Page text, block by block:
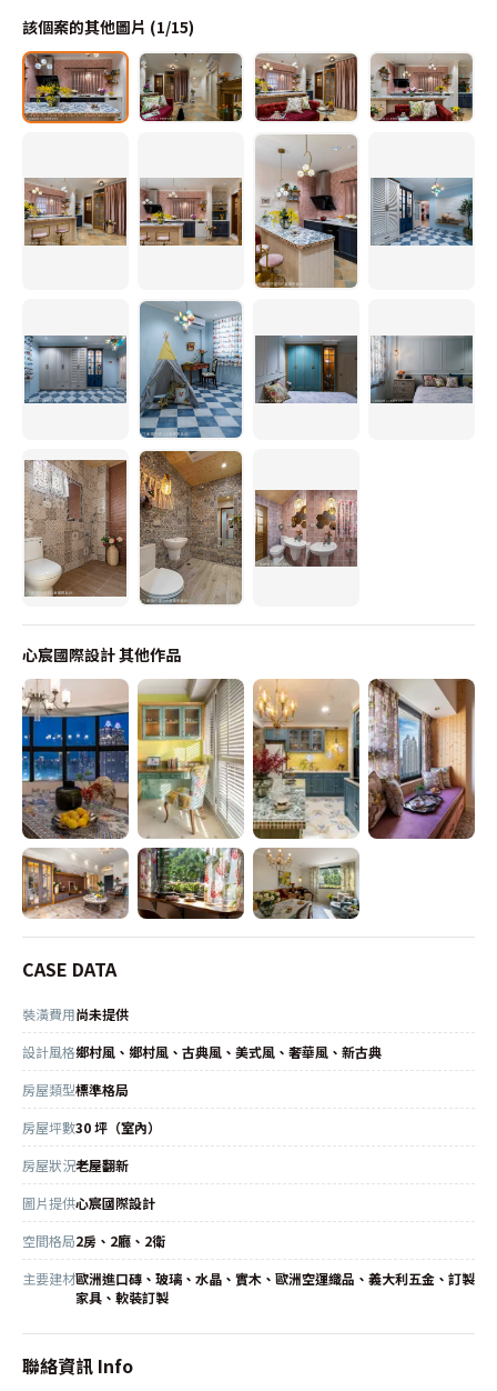
該個案的其他圖片 (1/15)
心宸國際設計其他作品
CASE DATA
裝潢費用尚未提供
設計風格鄉村風、鄉村風、古典風、美式風、奢華風、新古典
房屋類型標準格局
房屋坪數30 坪（室內）
房屋狀況老屋翻新
圖片提供心宸國際設計
空間格局2房、2廳、2衛
主要建材歐洲進口磚、玻璃、水晶、實木、歐洲空運織品、義大利五金、訂製
家具、軟裝訂製
聯絡資訊 Info